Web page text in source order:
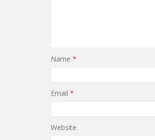
Name *
Email *
Website